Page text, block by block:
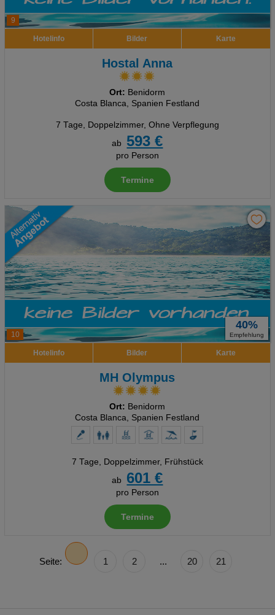
9
Hotelinfo Bilder Karte
Hostal Anna
Ort: Benidorm
Costa Blanca, Spanien Festland
7 Tage, Doppelzimmer, Ohne Verpflegung
ab
593 €
pro Person
Termine
10
40%
Empfehlung
Hotelinfo Bilder Karte
MH Olympus
Ort: Benidorm
Costa Blanca, Spanien Festland
7 Tage, Doppelzimmer, Frühstück
ab
601 €
pro Person
Termine
Seite: 1 2 ... 20 21